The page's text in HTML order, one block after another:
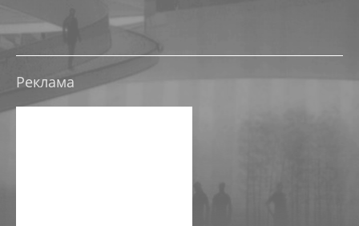
ЭСКИЗНЫЙ ПРОЕКТ РЕКОНСТРУКЦИИ ДК ОКТЯБРЬ
Реклама